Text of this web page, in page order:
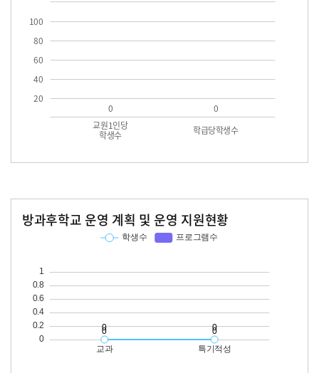
20
40
60
80
100
교원1인당
학생수 학급당학생수
0 0
방과후학교 운영 계획 및 운영 지원현황